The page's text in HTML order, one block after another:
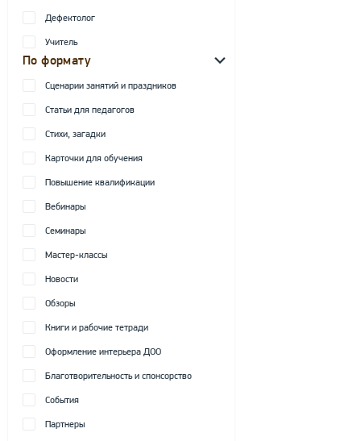
Дефектолог
Учитель
По формату
Сценарии занятий и праздников
Статьи для педагогов
Стихи, загадки
Карточки для обучения
Повышение квалификации
Вебинары
Семинары
Мастер-классы
Новости
Обзоры
Книги и рабочие тетради
Оформление интерьера ДОО
Благотворительность и спонсорство
События
Партнеры